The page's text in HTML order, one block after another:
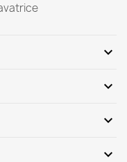
expand_more
expand_more
expand_more
expand_more